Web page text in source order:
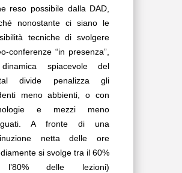
reso possibile dalla DAD,
nonostante ci siano le
tecniche di svolgere
conferenze “in presenza”,
spiacevole del
divide penalizza gli
meno abbienti, o con
e mezzi meno
A fronte di una
netta delle ore
si svolge tra il 60%
delle lezioni)